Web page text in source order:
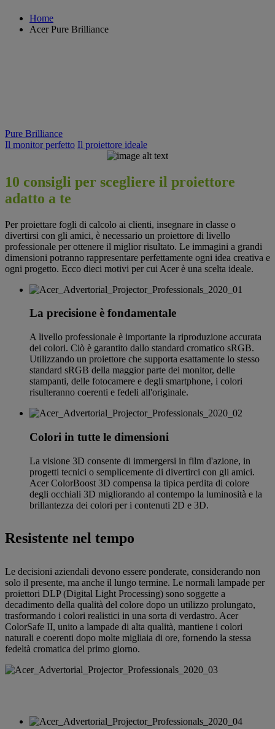
Home
Acer Pure Brilliance
Pure Brilliance
Il monitor perfetto Il proiettore ideale
PURE
Acer ProfessionalProjector
10 consigli per scegliere il proiettore
adatto a te
Per proiettare fogli di calcolo ai clienti, insegnare in classe o
divertirsi con gli amici, è necessario un proiettore di livello
professionale per ottenere il miglior risultato. Le immagini a grandi
dimensioni potranno rappresentare perfettamente ogni idea creativa e
ogni progetto. Ecco dieci motivi per cui Acer è una scelta ideale.
La precisione è fondamentale
A livello professionale è importante la riproduzione accurata
dei colori. Ciò è garantito dallo standard cromatico sRGB.
Utilizzando un proiettore che supporta esattamente lo stesso
standard sRGB della maggior parte dei monitor, delle
stampanti, delle fotocamere e degli smartphone, i colori
risulteranno coerenti e fedeli all'originale.
Colori in tutte le dimensioni
La visione 3D consente di immergersi in film d'azione, in
progetti tecnici o semplicemente di divertirci con gli amici.
Acer ColorBoost 3D compensa la tipica perdita di colore
degli occhiali 3D migliorando al contempo la luminosità e la
brillantezza dei colori per i contenuti 2D e 3D.
Resistente nel tempo
Le decisioni aziendali devono essere ponderate, considerando non
solo il presente, ma anche il lungo termine. Le normali lampade per
proiettori DLP (Digital Light Processing) sono soggette a
decadimento della qualità del colore dopo un utilizzo prolungato,
trasformando i colori realistici in una sorta di verdastro. Acer
ColorSafe II, unito a lampade di alta qualità, mantiene i colori
naturali e coerenti dopo molte migliaia di ore, fornendo la stessa
fedeltà cromatica del primo giorno.